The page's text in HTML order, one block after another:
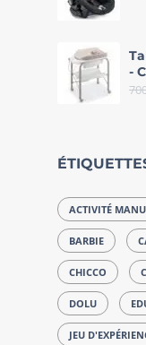
-
ACTIVITÉ
BARBIE
CHICCO
DOLU
JEU